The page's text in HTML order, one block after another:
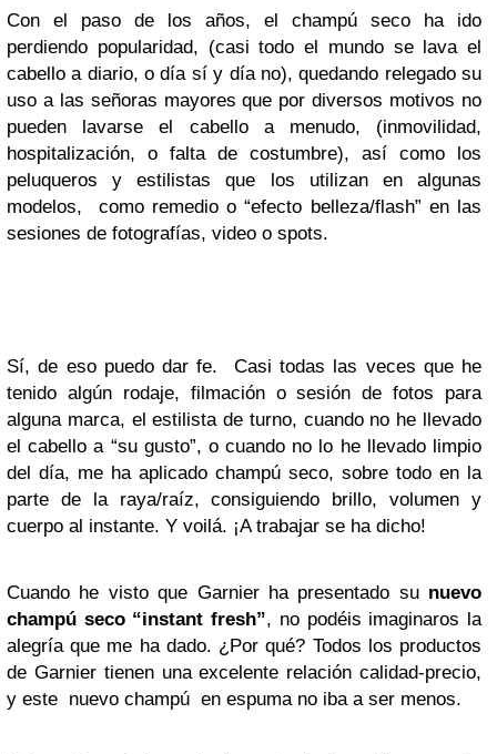
Con el paso de los años, el champú seco ha ido
perdiendo popularidad, (casi todo el mundo se lava el
cabello a diario, o día sí y día no), quedando relegado su
uso a las señoras mayores que por diversos motivos no
pueden lavarse el cabello a menudo, (inmovilidad,
hospitalización, o falta de costumbre), así como los
peluqueros y estilistas que los utilizan en algunas
modelos, como remedio o “efecto belleza/flash” en las
sesiones de fotografías, video o spots.
Sí, de eso puedo dar fe. Casi todas las veces que he
tenido algún rodaje, filmación o sesión de fotos para
alguna marca, el estilista de turno, cuando no he llevado
el cabello a “su gusto”, o cuando no lo he llevado limpio
del día, me ha aplicado champú seco, sobre todo en la
parte de la raya/raíz, consiguiendo brillo, volumen y
cuerpo al instante. Y voilá. ¡A trabajar se ha dicho!
Cuando he visto que Garnier ha presentado su nuevo
champú seco “instant fresh”, no podéis imaginaros la
alegría que me ha dado. ¿Por qué? Todos los productos
de Garnier tienen una excelente relación calidad-precio,
y este nuevo champú en espuma no iba a ser menos.